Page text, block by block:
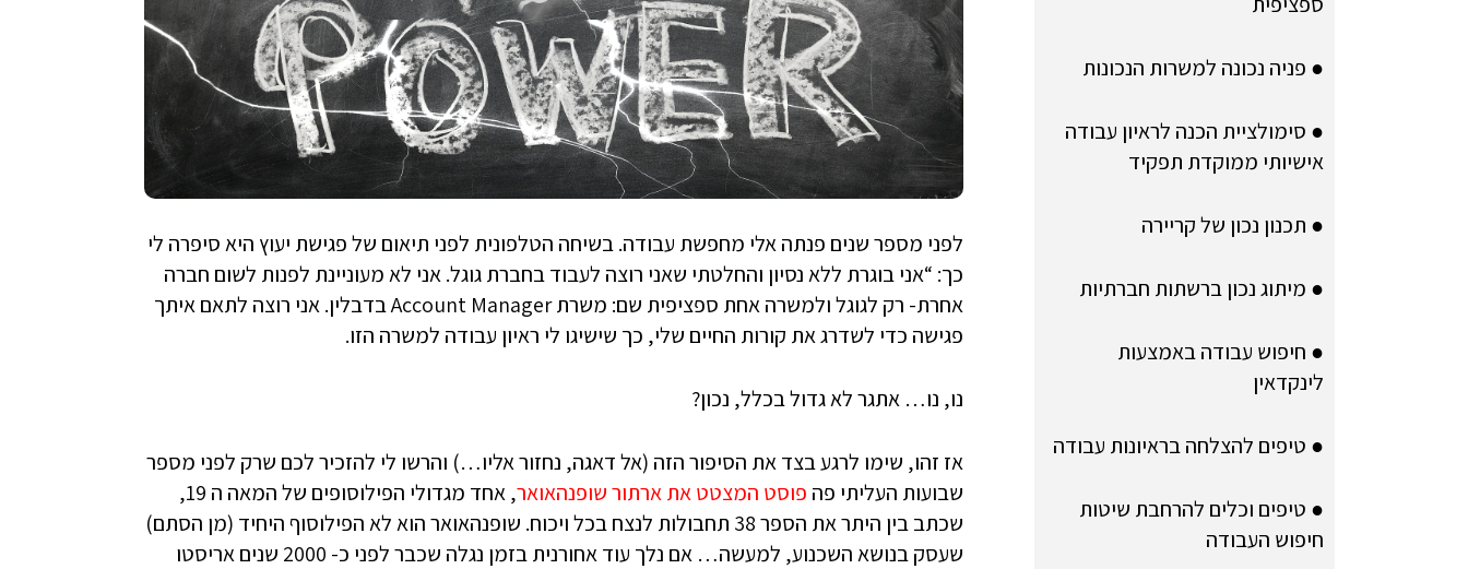
לפני מספר שנים פנתה אלי מחפשת עבודה. בשיחה הטלפונית לפני תיאום של פגישת יעוץ היא סיפרה לי
כך: “אני בוגרת ללא נסיון והחלטתי שאני רוצה לעבוד בחברת גוגל. אני לא מעוניינת לפנות לשום חברה
אחרת- רק לגוגל ולמשרה אחת ספציפית שם: משרת Account Manager בדבלין. אני רוצה לתאם איתך
פגישה כדי לשדרג את קורות החיים שלי, כך שישיגו לי ראיון עבודה למשרה הזו.
נו, נו… אתגר לא גדול בכלל, נכון?
אז זהו, שימו לרגע בצד את הסיפור הזה (אל דאגה, נחזור אליו…) והרשו לי להזכיר לכם שרק לפני מספר
שבועות העליתי פה פוסט המצטט את ארתור שופנהאואר
, אחד מגדולי הפילוסופים של המאה ה 19,
שכתב בין היתר את הספר 38 תחבולות לנצח בכל ויכוח. שופנהאואר הוא לא הפילוסוף היחיד (מן הסתם)
שעסק בנושא השכנוע, למעשה… אם נלך עוד אחורנית בזמן נגלה שכבר לפני כ- 2000 שנים אריסטו
● פניה נכונה למשרות הנכונות
● סימולציית הכנה לראיון עבודה
אישיותי ממוקדת תפקיד
● תכנון נכון של קריירה
● מיתוג נכון ברשתות חברתיות
● חיפוש עבודה באמצעות
לינקדאין
● טיפים להצלחה בראיונות עבודה
● טיפים וכלים להרחבת שיטות
חיפוש העבודה